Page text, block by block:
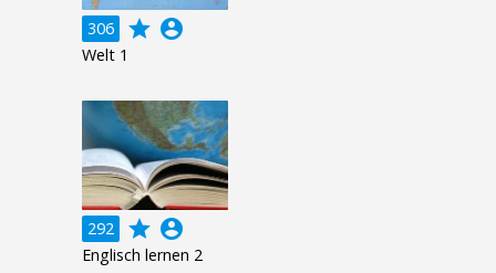
306 grade account_circle
Welt 1
292 grade account_circle
Englisch lernen 2